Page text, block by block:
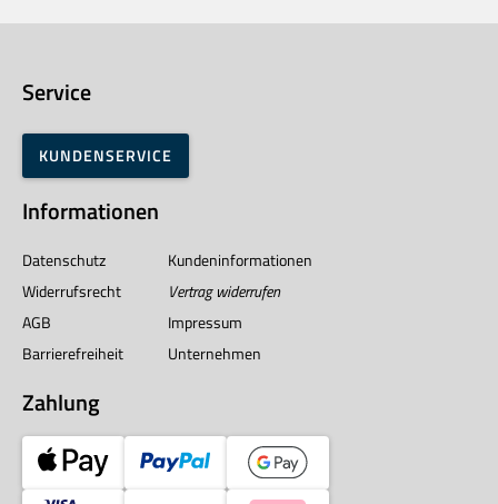
Service
KUNDENSERVICE
Informationen
Datenschutz
Kundeninformationen
Widerrufsrecht
Vertrag widerrufen
AGB
Impressum
Barrierefreiheit
Unternehmen
Zahlung